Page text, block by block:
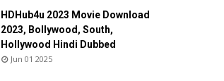
HDHub4u 2023 Movie Download
2023, Bollywood, South,
Hollywood Hindi Dubbed
Jun 01 2025